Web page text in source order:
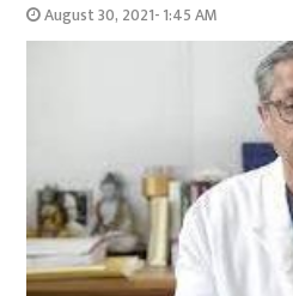
August 30, 2021- 1:45 AM